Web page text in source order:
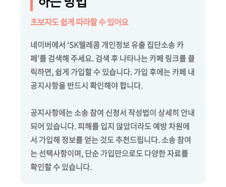
초보자도 쉽게 따라할 수 있어요
네이버에서 ‘SK텔레콤 개인정보 유출 집단소송 카
페’를 검색해 주세요. 검색 후 나타나는 카페 링크를 클
릭하면, 쉽게 가입할 수 있습니다. 가입 후에는 카페 내
공지사항을 반드시 확인해야 합니다.
공지사항에는 소송 참여 신청서 작성법이 상세히 안내
되어 있습니다. 피해를 입지 않았더라도 예방 차원에
서 가입해 정보를 얻는 것도 추천드립니다. 소송 참여
는 선택사항이며, 단순 가입만으로도 다양한 자료를
확인할 수 있습니다.